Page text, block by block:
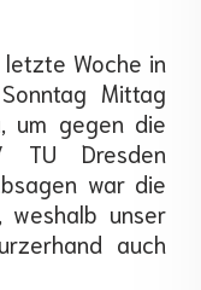
Woche in
Mittag
um gegen die
TU Dresden
war die
weshalb unser
auch